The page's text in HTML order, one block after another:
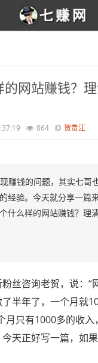
网站赚钱？
864 贺贵江
赚钱的问题，其实七哥
经验。今天就分享一篇
什么样的网站赚钱？理
咨询老贺，说：“
半年了，一个月就
月只有1000多的收
天正好写一篇，如